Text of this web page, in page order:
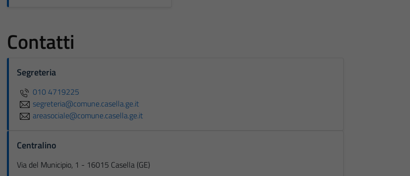
Contatti
Segreteria
010 4719225
segreteria@comune.casella.ge.it
areasociale@comune.casella.ge.it
Centralino
Via del Municipio, 1 - 16015 Casella (GE)